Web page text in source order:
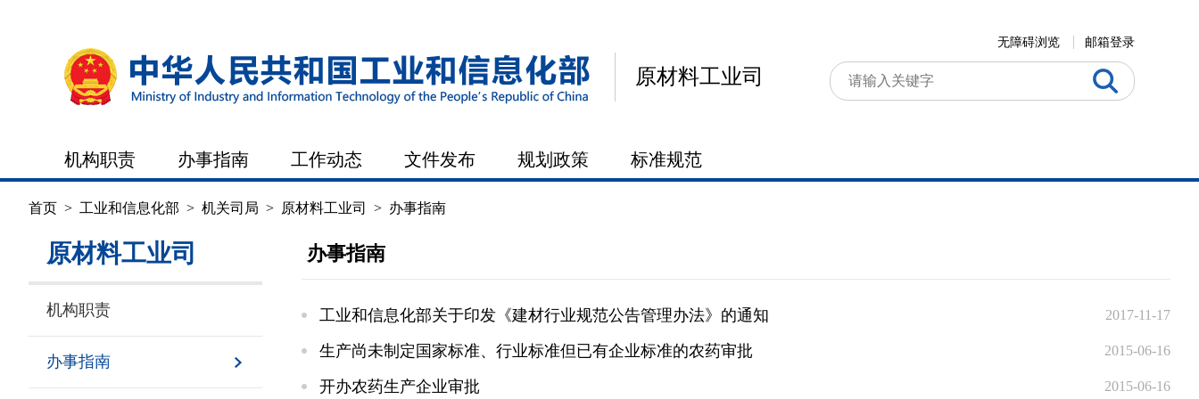
原材料工业司
邮箱登录
无障碍浏览
机构职责 办事指南 工作动态 文件发布 规划政策 标准规范
首页 > 工业和信息化部 > 机关司局 > 原材料工业司 > 办事指南
原材料工业司
机构职责
办事指南
办事指南
工业和信息化部关于印发《建材行业规范公告管理办法》的通知 2017-11-17
生产尚未制定国家标准、行业标准但已有企业标准的农药审批 2015-06-16
开办农药生产企业审批 2015-06-16